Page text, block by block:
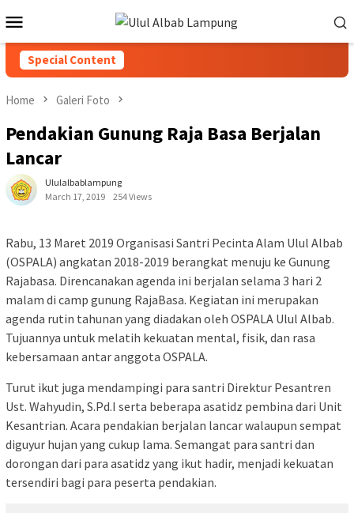
Special Content
Home Galeri Foto
Pendakian Gunung Raja Basa Berjalan
Lancar
Ululalbablampung
March 17, 2019
254 Views
Rabu, 13 Maret 2019 Organisasi Santri Pecinta Alam Ulul Albab
(OSPALA) angkatan 2018-2019 berangkat menuju ke Gunung
Rajabasa. Direncanakan agenda ini berjalan selama 3 hari 2
malam di camp gunung RajaBasa. Kegiatan ini merupakan
agenda rutin tahunan yang diadakan oleh OSPALA Ulul Albab.
Tujuannya untuk melatih kekuatan mental, fisik, dan rasa
kebersamaan antar anggota OSPALA.
Turut ikut juga mendampingi para santri Direktur Pesantren
Ust. Wahyudin, S.Pd.I serta beberapa asatidz pembina dari Unit
Kesantrian. Acara pendakian berjalan lancar walaupun sempat
diguyur hujan yang cukup lama. Semangat para santri dan
dorongan dari para asatidz yang ikut hadir, menjadi kekuatan
tersendiri bagi para peserta pendakian.